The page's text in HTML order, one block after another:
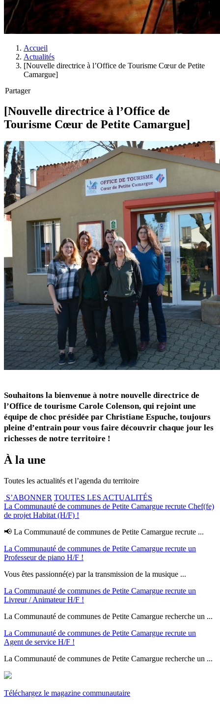
Accueil
Actualités
[Nouvelle directrice à l’Office de Tourisme Cœur de Petite
Camargue]
Partager
[Nouvelle directrice à l’Office de
Tourisme Cœur de Petite Camargue]
Souhaitons la bienvenue à notre nouvelle directrice de
l’Office de tourisme Carole Colenson, qui rejoint une
équipe de choc présidée par Christiane Espuche, toujours
pleine d’entrain pour vous faire découvrir chaque jour les
richesses de notre territoire !
À la une
Toutes les actualités et l’agenda du territoire
S’ABONNER TOUTES LES ACTUALITÉS
La Communauté de communes de Petite Camargue recrute Chef(fe)
de projet Habitat (H/F) !
📢 La Communauté de communes de Petite Camargue recrute ...
La Communauté de communes de Petite Camargue recrute un
Professeur de piano H/F !
Vous êtes passionné(e) par la transmission de la musique ...
La Communauté de communes de Petite Camargue recrute un
Livreur / Animateur H/F !
La Communauté de communes de Petite Camargue recherche un ...
La Communauté de communes de Petite Camargue recrute un
Agent de service H/F !
La Communauté de communes de Petite Camargue recherche un ...
Téléchargez le magazine communautaire